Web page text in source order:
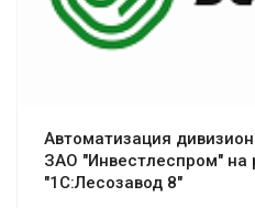
Автоматизация
ЗАО "Инвестлеспром" на
"1С:Лесозавод 8"